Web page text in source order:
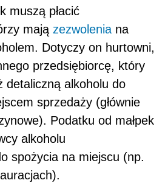
muszą płacić
mają zezwolenia na
Dotyczy on hurtowni,
przedsiębiorcę, który
detaliczną alkoholu do
sprzedaży (głównie
Podatku od małpek
alkoholu
spożycia na miejscu (np.